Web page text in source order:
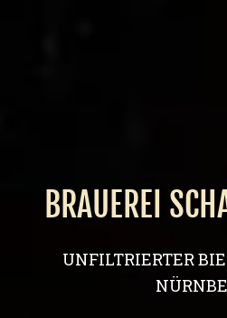
BRAUEREI
UNFILTRIERTER